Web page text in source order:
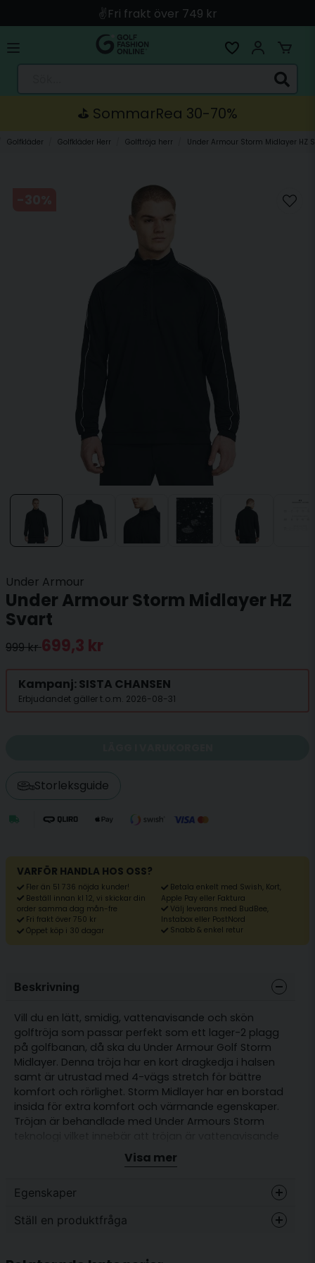
🚀 Snabb leverans med Instabox & PostNord
🛍️ Betala med Swish, Apple Pay, Kort & Faktura
🚚 Skickas direkt från lagret i Linköping
⛳️ SommarRea 30-70%
Golfkläder Golfkläder Herr Golftröja herr Under Armour Storm Midlayer HZ
Under Armour
Under Armour Storm Midlayer HZ
Svart
999 kr699,3 kr
Kampanj: SISTA CHANSEN
Erbjudandet gäller t.o.m. 2026-08-31
Storleksguide
VARFÖR HANDLA HOS OSS?
Fler än 51 736 nöjda kunder!
Beställ innan kl 12, vi skickar din
order samma dag mån-fre
Fri frakt över 750 kr
Öppet köp i 30 dagar
Betala enkelt med Swish, Kort,
Apple Pay eller Faktura
Välj leverans med BudBee,
Instabox eller PostNord
Snabb & enkel retur
Beskrivning
Vill du en lätt, smidig, vattenavisande och skön
golftröja som passar perfekt som ett lager-2 plagg
på golfbanan, då ska du Under Armour Golf Storm
Midlayer. Denna tröja har en kort dragkedja i halsen
samt är utrustad med 4-vägs stretch för bättre
komfort och rörlighet. Storm Midlayer har en borstad
insida för extra komfort och värmande egenskaper.
Tröjan är behandlade med Under Armours Storm
utan att påverkan tröjan andningsförmåga. Vill du
ha golfkläder som både är funktionella och stilsäkra,
Vattenavvisande.
Visa mer
Egenskaper
Vattenavvisande
Ställ en produktfråga
Fråga oss något om denna produkten...